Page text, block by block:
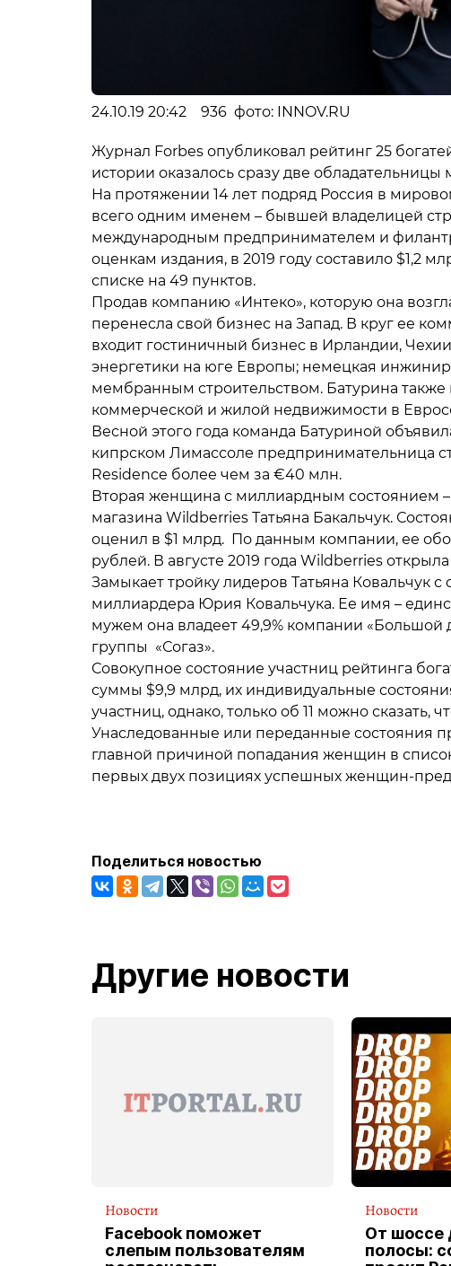
24.10.19 20:42 936 фото: INNOV.RU
Журнал Forbes опубликовал рейтинг 25
истории оказалось сразу две обладательницы
На протяжении 14 лет подряд Россия в
всего одним именем – бывшей владелицей
международным предпринимателем и
оценкам издания, в 2019 году составило $1,2
списке на 49 пунктов.
Продав компанию «Интеко», которую она
перенесла свой бизнес на Запад. В круг ее
входит гостиничный бизнес в Ирландии,
энергетики на юге Европы; немецкая
мембранным строительством. Батурина
коммерческой и жилой недвижимости в
Весной этого года команда Батуриной
кипрском Лимассоле предпринимательница
Residence более чем за €40 млн.
Вторая женщина с миллиардным состоянием
магазина Wildberries Татьяна Бакальчук.
оценил в $1 млрд. По данным компании, ее
рублей. В августе 2019 года Wildberries
Замыкает тройку лидеров Татьяна Ковальчук
миллиардера Юрия Ковальчука. Ее имя –
мужем она владеет 49,9% компании «Большой
группы «Согаз».
Совокупное состояние участниц рейтинга
суммы $9,9 млрд, их индивидуальные
участниц, однако, только об 11 можно сказать,
Унаследованные или переданные состояния
главной причиной попадания женщин в
первых двух позициях успешных женщин-
Поделиться новостью
Другие новости
Новости
Facebook поможет
слепым пользователям
Новости
От шоссе
полосы: